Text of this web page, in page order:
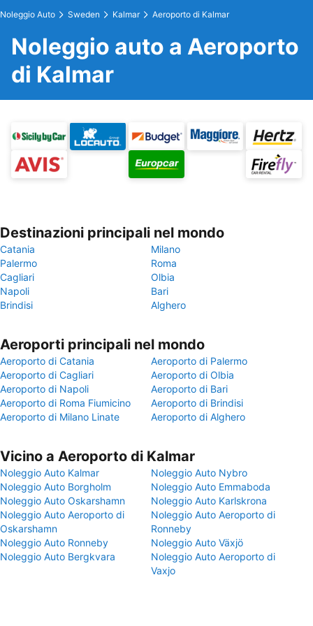
Noleggio Auto Sweden Kalmar Aeroporto di Kalmar
Noleggio auto a Aeroporto
di Kalmar
Destinazioni principali nel mondo
Catania
Milano
Palermo
Roma
Cagliari
Olbia
Napoli
Bari
Brindisi
Alghero
Aeroporti principali nel mondo
Aeroporto di Catania
Aeroporto di Palermo
Aeroporto di Cagliari
Aeroporto di Olbia
Aeroporto di Napoli
Aeroporto di Bari
Aeroporto di Roma Fiumicino
Aeroporto di Brindisi
Aeroporto di Milano Linate
Aeroporto di Alghero
Vicino a Aeroporto di Kalmar
Noleggio Auto Kalmar
Noleggio Auto Nybro
Noleggio Auto Borgholm
Noleggio Auto Emmaboda
Noleggio Auto Oskarshamn
Noleggio Auto Karlskrona
Noleggio Auto Aeroporto di
Oskarshamn
Noleggio Auto Aeroporto di
Ronneby
Noleggio Auto Ronneby
Noleggio Auto Växjö
Noleggio Auto Bergkvara
Noleggio Auto Aeroporto di
Vaxjo